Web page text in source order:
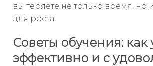
вы теряете не только время, но
для роста.
Советы обучения: как
эффективно и с